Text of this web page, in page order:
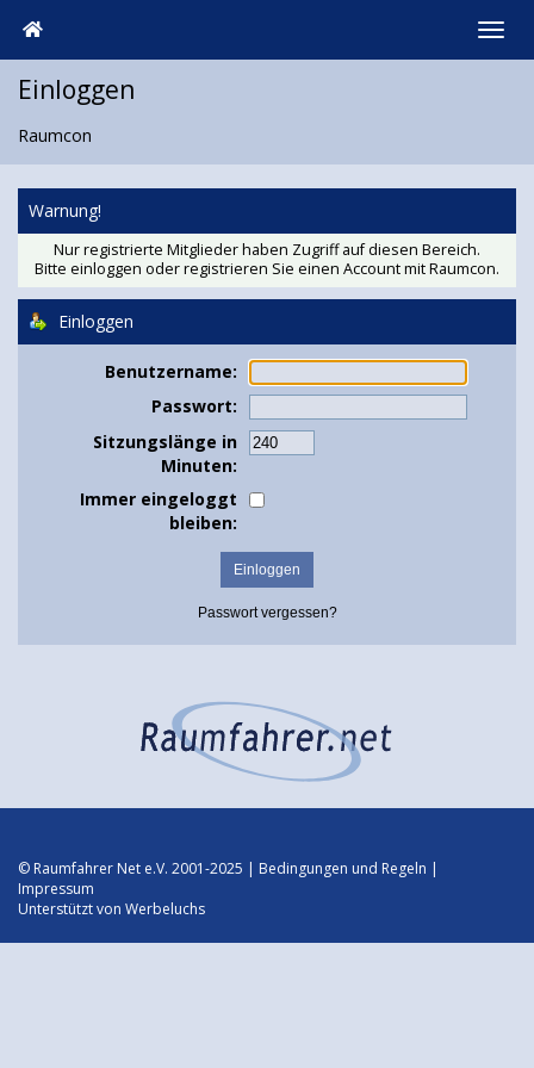
Einloggen
Raumcon
Warnung!
Nur registrierte Mitglieder haben Zugriff auf diesen Bereich.
Bitte einloggen oderregistrieren Sie einen Accountmit Raumcon.
Einloggen
Benutzername:
Passwort:
Sitzungslänge in
Minuten:
Immer eingeloggt
bleiben:
Passwort vergessen?
© Raumfahrer Net e.V. 2001-2025 | Bedingungen und Regeln
Impressum
Unterstützt von Werbeluchs